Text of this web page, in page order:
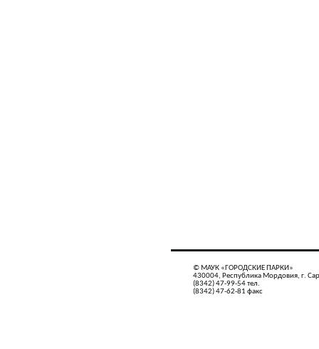
© МАУК «ГОРОДСКИЕ ПАРКИ»
430004, Республика Мордовия, г.
(8342) 47-99-54 тел.
(8342) 47-62-81 факс